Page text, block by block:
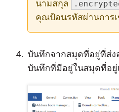
นามสกุล
คุณป้อนรหัสผ่านการ
บันทึกจากสมุดที่อยู่ที่ส่ง
บันทึกที่มีอยู่ในสมุดที่อยู่